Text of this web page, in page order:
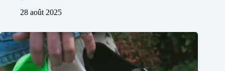
28 août 2025